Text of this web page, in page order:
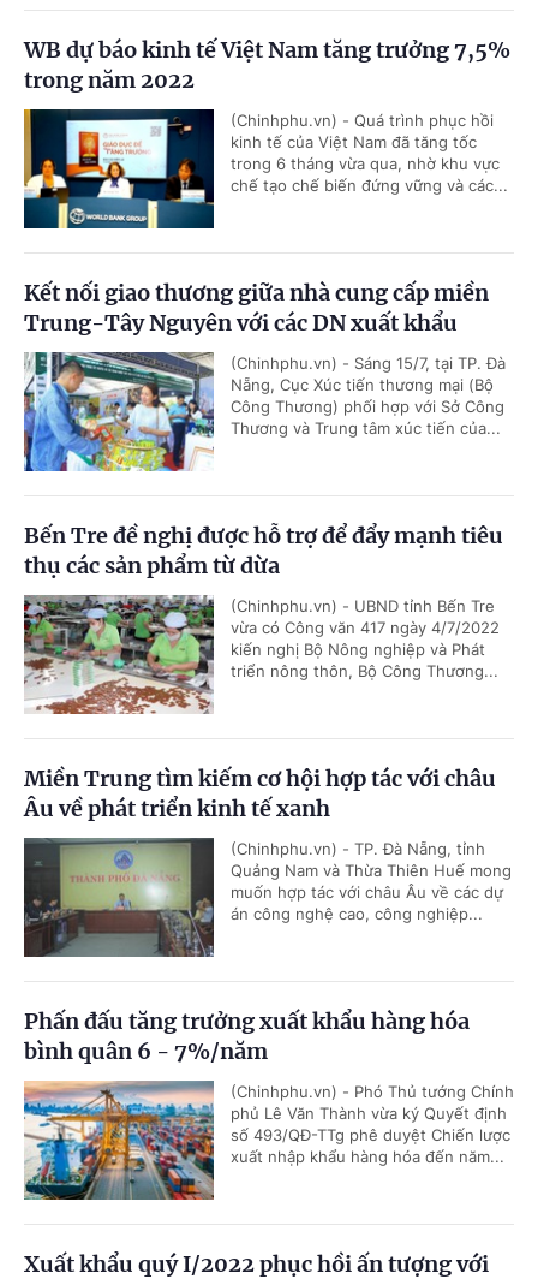
WB dự báo kinh tế Việt Nam tăng trưởng 7,5%
trong năm 2022
(Chinhphu.vn) - Quá trình phục hồi
kinh tế của Việt Nam đã tăng tốc
trong 6 tháng vừa qua, nhờ khu vực
chế tạo chế biến đứng vững và các...
Kết nối giao thương giữa nhà cung cấp miền
Trung-Tây Nguyên với các DN xuất khẩu
(Chinhphu.vn) - Sáng 15/7, tại TP. Đà
Nẵng, Cục Xúc tiến thương mại (Bộ
Công Thương) phối hợp với Sở Công
Thương và Trung tâm xúc tiến của...
Bến Tre đề nghị được hỗ trợ để đẩy mạnh tiêu
thụ các sản phẩm từ dừa
(Chinhphu.vn) - UBND tỉnh Bến Tre
vừa có Công văn 417 ngày 4/7/2022
kiến nghị Bộ Nông nghiệp và Phát
triển nông thôn, Bộ Công Thương...
Miền Trung tìm kiếm cơ hội hợp tác với châu
Âu về phát triển kinh tế xanh
(Chinhphu.vn) - TP. Đà Nẵng, tỉnh
Quảng Nam và Thừa Thiên Huế mong
muốn hợp tác với châu Âu về các dự
án công nghệ cao, công nghiệp...
Phấn đấu tăng trưởng xuất khẩu hàng hóa
bình quân 6 - 7%/năm
(Chinhphu.vn) - Phó Thủ tướng Chính
phủ Lê Văn Thành vừa ký Quyết định
số 493/QĐ-TTg phê duyệt Chiến lược
xuất nhập khẩu hàng hóa đến năm...
Xuất khẩu quý I/2022 phục hồi ấn tượng với